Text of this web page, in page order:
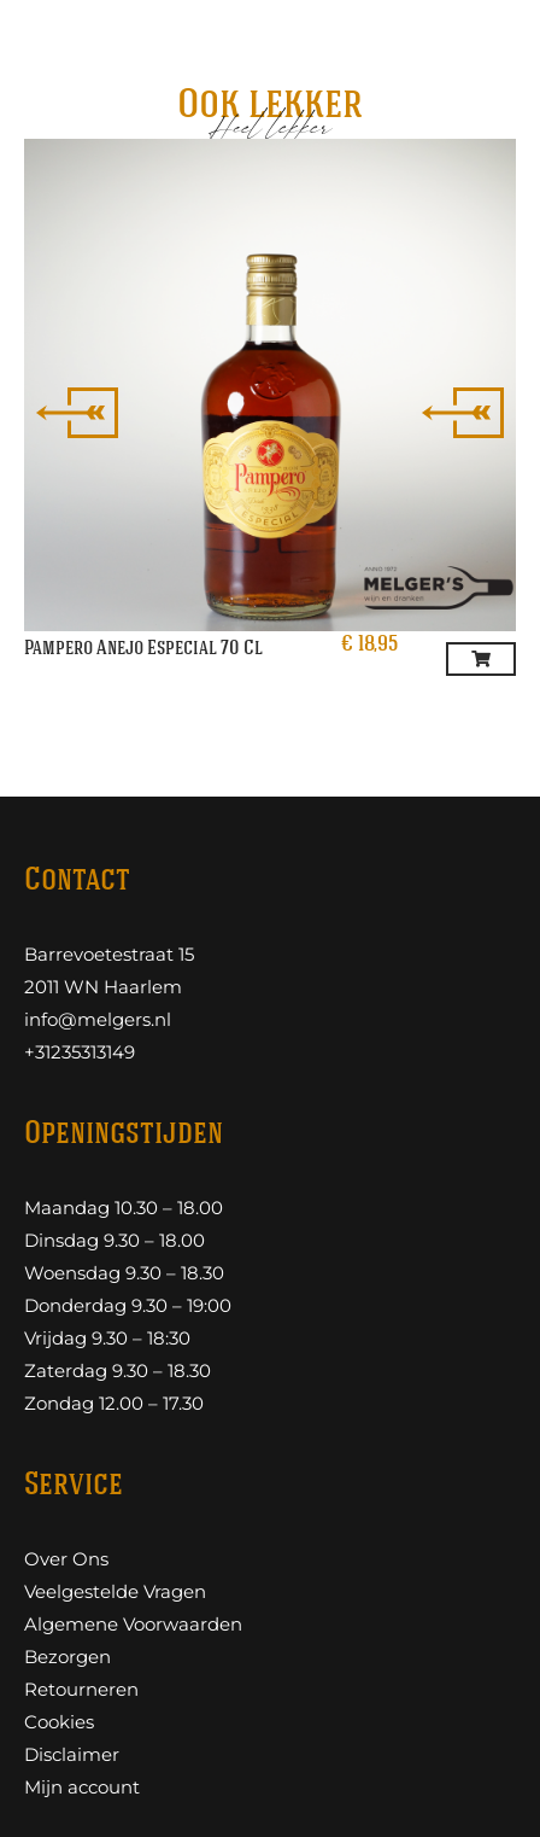
Ook lekker
Heel lekker
Pampero Anejo Especial 70 Cl € 18,95
Contact
Barrevoetestraat 15
2011 WN Haarlem
info@melgers.nl
+31235313149
Openingstijden
Maandag 10.30 – 18.00
Dinsdag 9.30 – 18.00
Woensdag 9.30 – 18.30
Donderdag 9.30 – 19:00
Vrijdag 9.30 – 18:30
Zaterdag 9.30 – 18.30
Zondag 12.00 – 17.30
Service
Over Ons
Veelgestelde Vragen
Algemene Voorwaarden
Bezorgen
Retourneren
Cookies
Disclaimer
Mijn account